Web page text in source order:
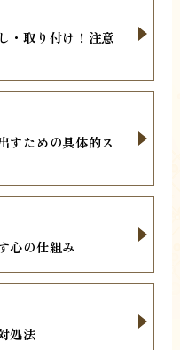
・取り付け！注意
すための具体的ス
心の仕組み
処法